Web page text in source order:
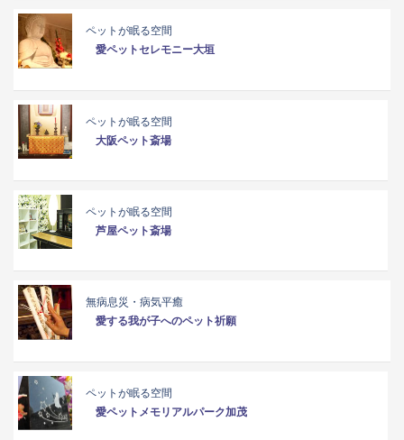
ペットが眠る空間
愛ペットセレモニー大垣
ペットが眠る空間
大阪ペット斎場
ペットが眠る空間
芦屋ペット斎場
無病息災・病気平癒
愛する我が子へのペット祈願
ペットが眠る空間
愛ペットメモリアルパーク加茂